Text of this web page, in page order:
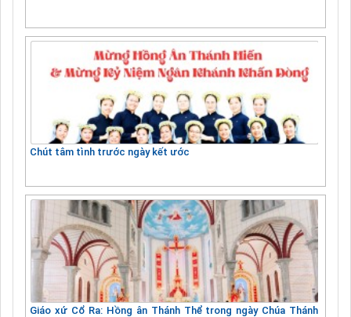
Chút tâm tình trước ngày kết ước
Giáo xứ Cổ Ra: Hồng ân Thánh Thể trong ngày Chúa Thánh